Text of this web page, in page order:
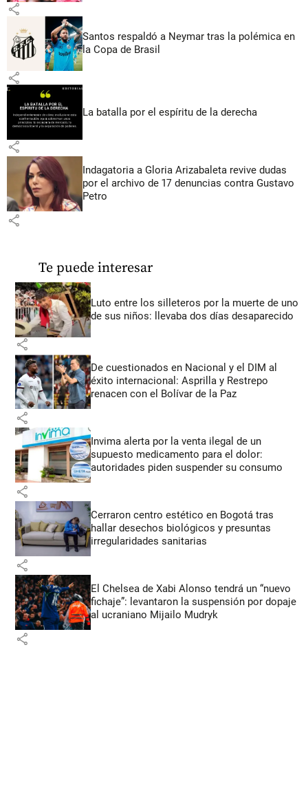
share
Santos respaldó a Neymar tras la polémica en
la Copa de Brasil
share
La batalla por el espíritu de la derecha
share
Indagatoria a Gloria Arizabaleta revive dudas
por el archivo de 17 denuncias contra Gustavo
Petro
share
Te puede interesar
Luto entre los silleteros por la muerte de uno
de sus niños: llevaba dos días desaparecido
share
De cuestionados en Nacional y el DIM al
éxito internacional: Asprilla y Restrepo
renacen con el Bolívar de la Paz
share
Invima alerta por la venta ilegal de un
supuesto medicamento para el dolor:
autoridades piden suspender su consumo
share
Cerraron centro estético en Bogotá tras
hallar desechos biológicos y presuntas
irregularidades sanitarias
share
El Chelsea de Xabi Alonso tendrá un “nuevo
fichaje”: levantaron la suspensión por dopaje
al ucraniano Mijailo Mudryk
share